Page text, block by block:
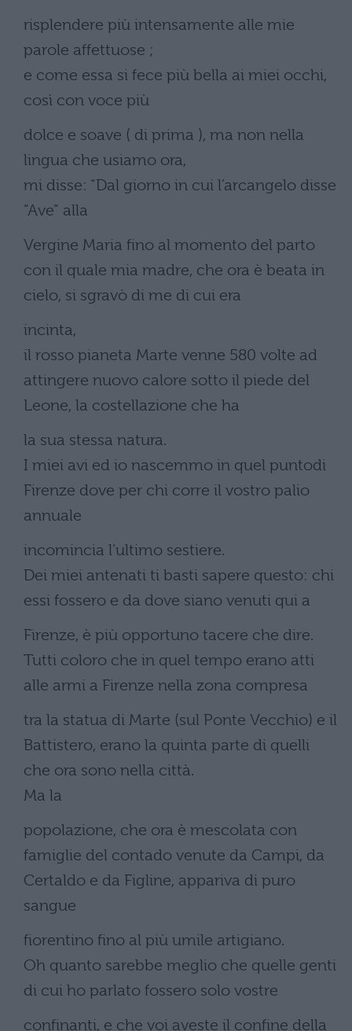
risplendere più intensamente alle mie
parole affettuose ;
e come essa si fece più bella ai miei occhi,
così con voce più
dolce e soave ( di prima ), ma non nella
lingua che usiamo ora,
mi disse: “Dal giorno in cui l’arcangelo disse
“Ave” alla
Vergine Maria fino al momento del parto
con il quale mia madre, che ora è beata in
cielo, si sgravò di me di cui era
incinta,
il rosso pianeta Marte venne 580 volte ad
attingere nuovo calore sotto il piede del
Leone, la costellazione che ha
la sua stessa natura.
I miei avi ed io nascemmo in quel puntodi
Firenze dove per chi corre il vostro palio
annuale
incomincia l’ultimo sestiere.
Dei miei antenati ti basti sapere questo: chi
essi fossero e da dove siano venuti qui a
Firenze, è più opportuno tacere che dire.
Tutti coloro che in quel tempo erano atti
alle armi a Firenze nella zona compresa
tra la statua di Marte (sul Ponte Vecchio) e il
Battistero, erano la quinta parte di quelli
che ora sono nella città.
Ma la
popolazione, che ora è mescolata con
famiglie del contado venute da Campi, da
Certaldo e da Figline, appariva di puro
sangue
fiorentino fino al più umile artigiano.
Oh quanto sarebbe meglio che quelle genti
di cui ho parlato fossero solo vostre
confinanti, e che voi aveste il confine della